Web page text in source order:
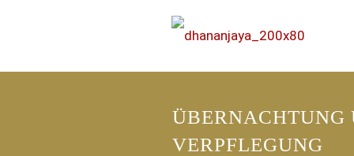
ÜBERNACHTUNG
VERPFLEGUNG